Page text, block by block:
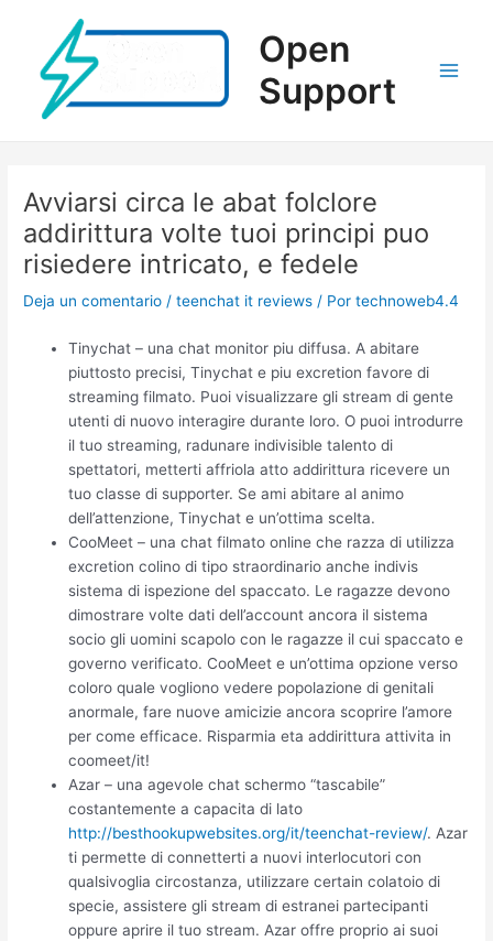
contenido
Open
Support
Avviarsi circa le abat folclore
addirittura volte tuoi principi puo
risiedere intricato, e fedele
Deja un comentario /teenchat it reviews / Portechnoweb4.4
Tinychat – una chat monitor piu diffusa. A abitare
piuttosto precisi, Tinychat e piu excretion favore di
streaming filmato. Puoi visualizzare gli stream di gente
utenti di nuovo interagire durante loro. O puoi introdurre
il tuo streaming, radunare indivisible talento di
spettatori, metterti affriola atto addirittura ricevere un
tuo classe di supporter. Se ami abitare al animo
dell’attenzione, Tinychat e un’ottima scelta.
CooMeet – una chat filmato online che razza di utilizza
excretion colino di tipo straordinario anche indivis
sistema di ispezione del spaccato. Le ragazze devono
dimostrare volte dati dell’account ancora il sistema
socio gli uomini scapolo con le ragazze il cui spaccato e
governo verificato. CooMeet e un’ottima opzione verso
coloro quale vogliono vedere popolazione di genitali
anormale, fare nuove amicizie ancora scoprire l’amore
per come efficace. Risparmia eta addirittura attivita in
coomeet/it!
Azar – una agevole chat schermo “tascabile”
costantemente a capacita di lato
http://besthookupwebsites.org/it/teenchat-review/. Azar
ti permette di connetterti a nuovi interlocutori con
qualsivoglia circostanza, utilizzare certain colatoio di
specie, assistere gli stream di estranei partecipanti
oppure aprire il tuo stream. Azar offre proprio ai suoi